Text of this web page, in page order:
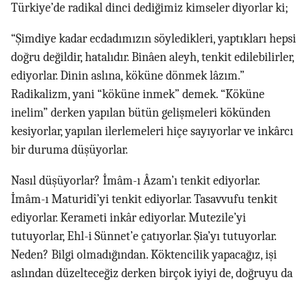
Türkiye’de radikal dinci dediğimiz kimseler diyorlar ki;
“Şimdiye kadar ecdadımızın söyledikleri, yaptıkları hepsi
doğru değildir, hatalıdır. Binâen aleyh, tenkit edilebilirler,
ediyorlar. Dinin aslına, köküne dönmek lâzım.”
Radikalizm, yani “köküne inmek” demek. “Köküne
inelim” derken yapılan bütün gelişmeleri kökünden
kesiyorlar, yapılan ilerlemeleri hiçe sayıyorlar ve inkârcı
bir duruma düşüyorlar.
Nasıl düşüyorlar? İmâm-ı Âzam’ı tenkit ediyorlar.
İmâm-ı Maturidî’yi tenkit ediyorlar. Tasavvufu tenkit
ediyorlar. Kerameti inkâr ediyorlar. Mutezile’yi
tutuyorlar, Ehl-i Sünnet’e çatıyorlar. Şia’yı tutuyorlar.
Neden? Bilgi olmadığından. Köktencilik yapacağız, işi
aslından düzelteceğiz derken birçok iyiyi de, doğruyu da